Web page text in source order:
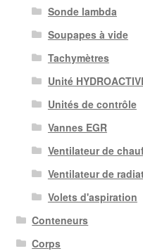
Sonde lambda
Soupapes à vide
Tachymètres
Unité
Unités de contrôle
Vannes EGR
Ventilateur de
Ventilateur de
Volets d'aspiration
Conteneurs
Corps